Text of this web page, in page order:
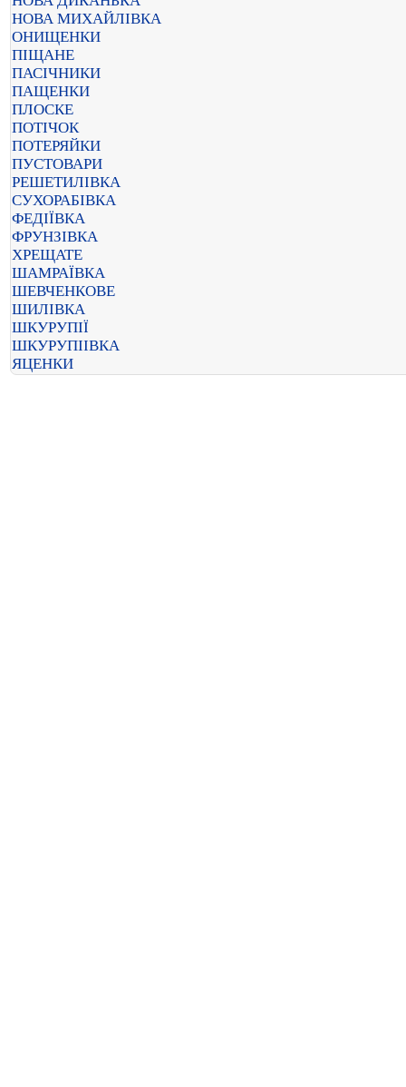
НОВА МИХАЙЛІВКА
ОНИЩЕНКИ
ПІЩАНЕ
ПАСІЧНИКИ
ПАЩЕНКИ
ПЛОСКЕ
ПОТІЧОК
ПОТЕРЯЙКИ
ПУСТОВАРИ
РЕШЕТИЛІВКА
СУХОРАБІВКА
ФЕДІЇВКА
ФРУНЗІВКА
ХРЕЩАТЕ
ШАМРАЇВКА
ШЕВЧЕНКОВЕ
ШИЛІВКА
ШКУРУПІЇ
ШКУРУПІІВКА
ЯЦЕНКИ